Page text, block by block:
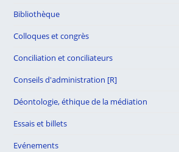
Bibliothèque
Colloques et congrès
Conciliation et conciliateurs
Conseils d'administration [R]
Déontologie, éthique de la médiation
Essais et billets
Evénements